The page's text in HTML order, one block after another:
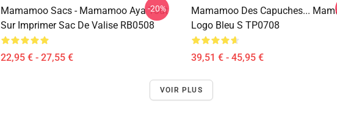
Mamamoo Sacs - Mamamoo Aya Tout
Sur Imprimer Sac De Valise RB0508
22,95 € - 27,55 €
-20%
Mamamoo Des Capuches...
Logo Bleu S TP0708
39,51 € - 45,95 €
VOIR PLUS